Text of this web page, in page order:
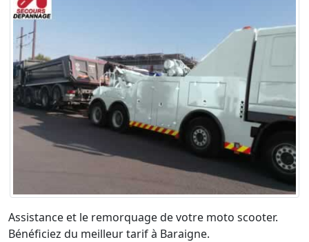
Assistance et le remorquage de votre moto scooter.
Bénéficiez du meilleur tarif à Baraigne.